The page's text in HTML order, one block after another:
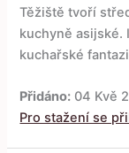
Těžiště tvoří
kuchyně asijské.
kuchařské
Přidáno: 04 Kvě
Pro stažení se